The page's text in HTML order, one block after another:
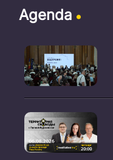
Agenda